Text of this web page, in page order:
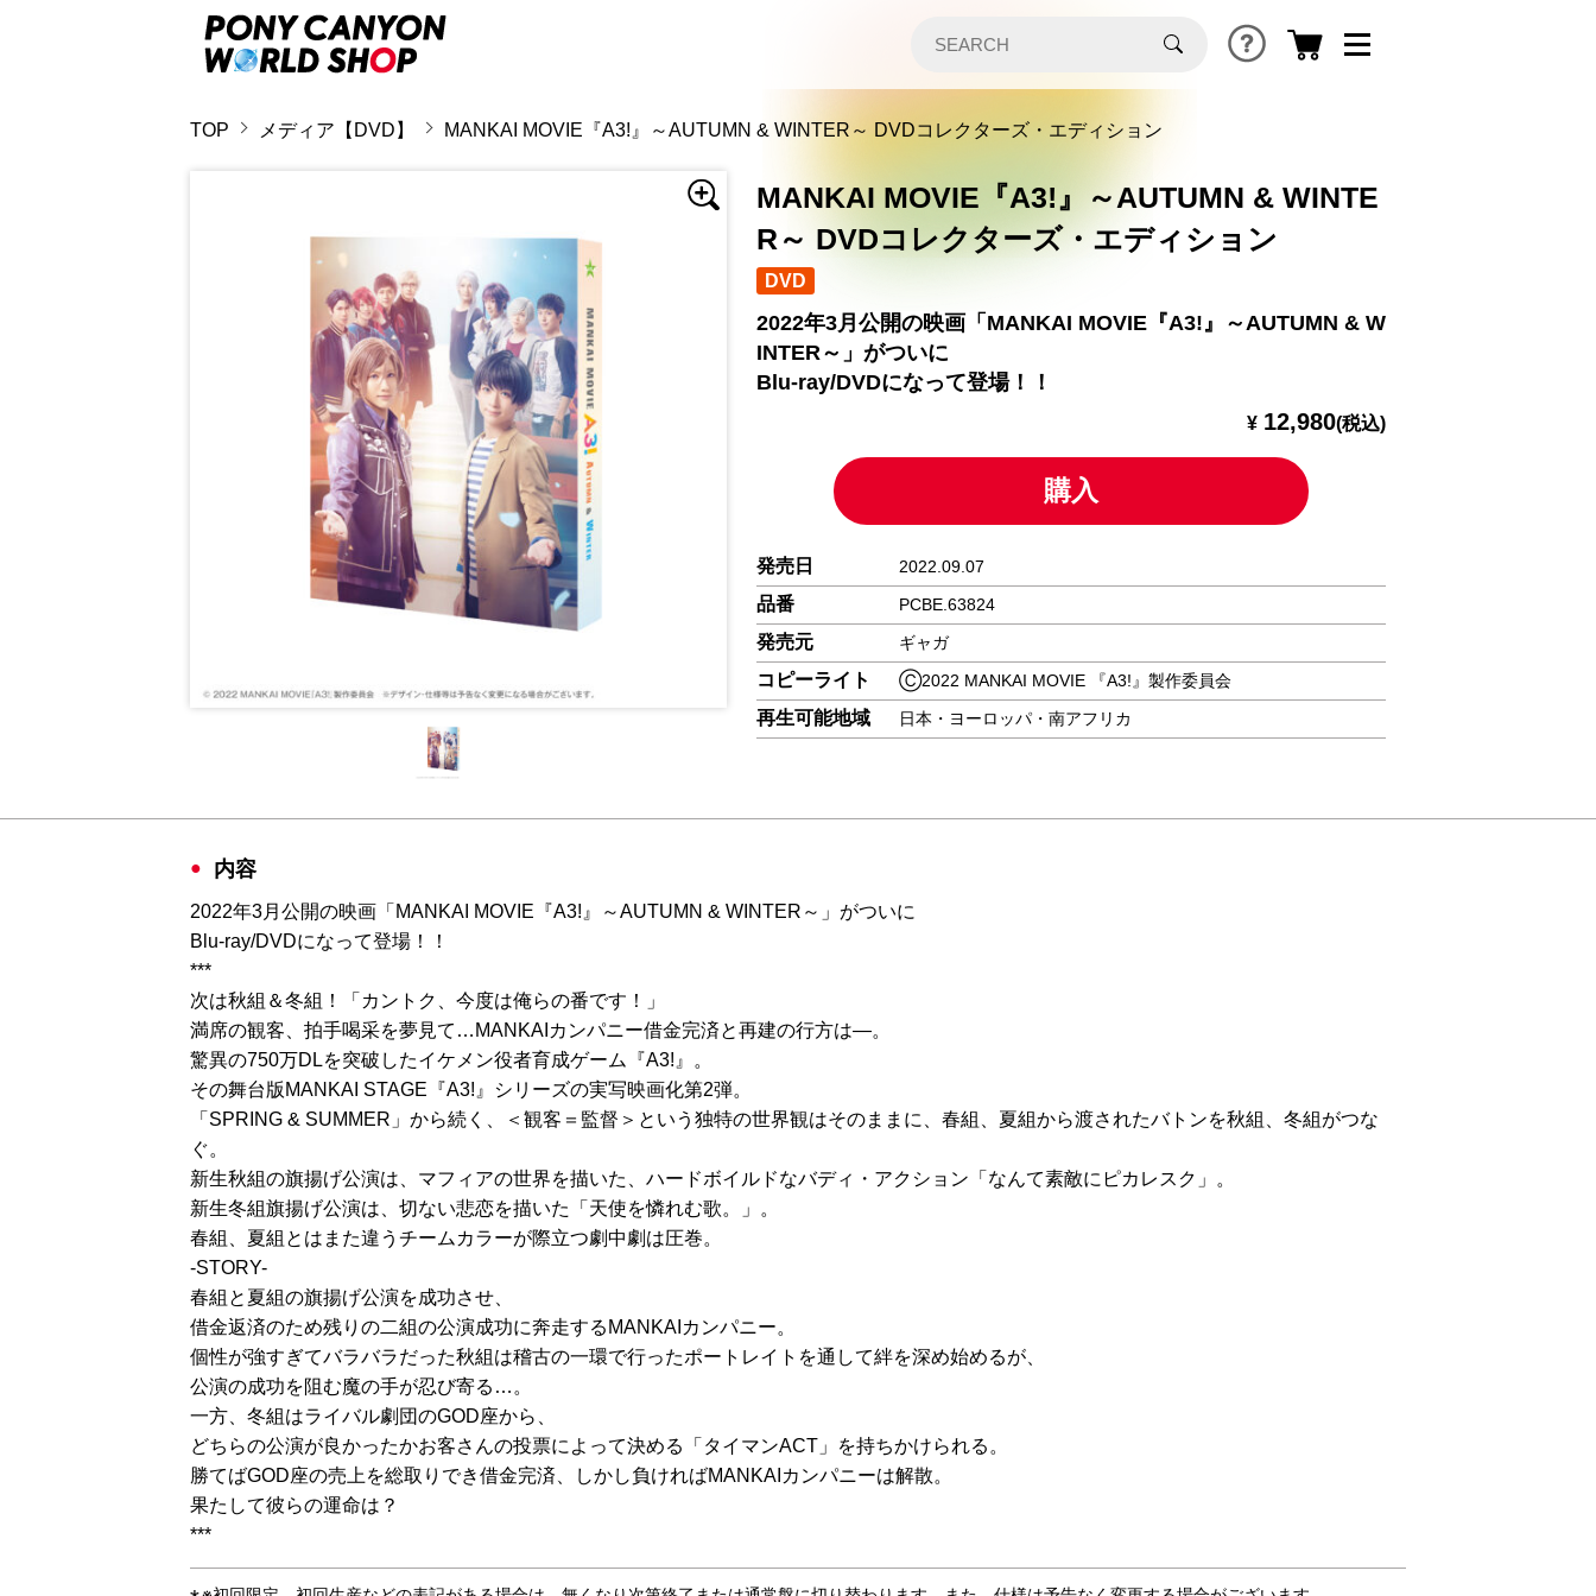
TOP メディア【DVD】 MANKAI MOVIE『A3!』～AUTUMN & WINTER～ DVDコレクターズ・エディション
MANKAI MOVIE『A3!』～AUTUMN & WINTE
R～ DVDコレクターズ・エディション
DVD
2022年3月公開の映画「MANKAI MOVIE『A3!』～AUTUMN & W
INTER～」がついに
Blu-ray/DVDになって登場！！
¥ 12,980(税込)
購入
発売日 2022.09.07
品番 PCBE.63824
発売元 ギャガ
コピーライト Ⓒ2022 MANKAI MOVIE 『A3!』製作委員会
再生可能地域 日本・ヨーロッパ・南アフリカ
内容
2022年3月公開の映画「MANKAI MOVIE『A3!』～AUTUMN & WINTER～」がついに
Blu-ray/DVDになって登場！！
***
次は秋組＆冬組！「カントク、今度は俺らの番です！」
満席の観客、拍手喝采を夢見て…MANKAIカンパニー借金完済と再建の行方は―。
驚異の750万DLを突破したイケメン役者育成ゲーム『A3!』。
その舞台版MANKAI STAGE『A3!』シリーズの実写映画化第2弾。
「SPRING & SUMMER」から続く、＜観客＝監督＞という独特の世界観はそのままに、春組、夏組から渡されたバトンを秋組、冬組がつな
ぐ。
新生秋組の旗揚げ公演は、マフィアの世界を描いた、ハードボイルドなバディ・アクション「なんて素敵にピカレスク」。
新生冬組旗揚げ公演は、切ない悲恋を描いた「天使を憐れむ歌。」。
春組、夏組とはまた違うチームカラーが際立つ劇中劇は圧巻。
-STORY-
春組と夏組の旗揚げ公演を成功させ、
借金返済のため残りの二組の公演成功に奔走するMANKAIカンパニー。
個性が強すぎてバラバラだった秋組は稽古の一環で行ったポートレイトを通して絆を深め始めるが、
公演の成功を阻む魔の手が忍び寄る…。
一方、冬組はライバル劇団のGOD座から、
どちらの公演が良かったかお客さんの投票によって決める「タイマンACT」を持ちかけられる。
勝てばGOD座の売上を総取りでき借金完済、しかし負ければMANKAIカンパニーは解散。
果たして彼らの運命は？
***